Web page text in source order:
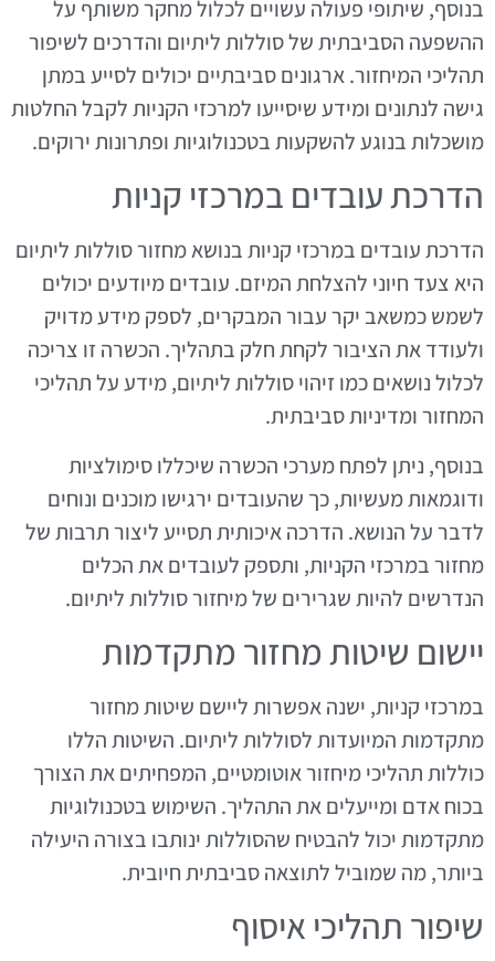
בנוסף, שיתופי פעולה עשויים לכלול מחקר משותף על
ההשפעה הסביבתית של סוללות ליתיום והדרכים לשיפור
תהליכי המיחזור. ארגונים סביבתיים יכולים לסייע במתן
גישה לנתונים ומידע שיסייעו למרכזי הקניות לקבל החלטות
מושכלות בנוגע להשקעות בטכנולוגיות ופתרונות ירוקים.
הדרכת עובדים במרכזי קניות
הדרכת עובדים במרכזי קניות בנושא מחזור סוללות ליתיום
היא צעד חיוני להצלחת המיזם. עובדים מיודעים יכולים
לשמש כמשאב יקר עבור המבקרים, לספק מידע מדויק
ולעודד את הציבור לקחת חלק בתהליך. הכשרה זו צריכה
לכלול נושאים כמו זיהוי סוללות ליתיום, מידע על תהליכי
המחזור ומדיניות סביבתית.
בנוסף, ניתן לפתח מערכי הכשרה שיכללו סימולציות
ודוגמאות מעשיות, כך שהעובדים ירגישו מוכנים ונוחים
לדבר על הנושא. הדרכה איכותית תסייע ליצור תרבות של
מחזור במרכזי הקניות, ותספק לעובדים את הכלים
הנדרשים להיות שגרירים של מיחזור סוללות ליתיום.
יישום שיטות מחזור מתקדמות
במרכזי קניות, ישנה אפשרות ליישם שיטות מחזור
מתקדמות המיועדות לסוללות ליתיום. השיטות הללו
כוללות תהליכי מיחזור אוטומטיים, המפחיתים את הצורך
בכוח אדם ומייעלים את התהליך. השימוש בטכנולוגיות
מתקדמות יכול להבטיח שהסוללות ינותבו בצורה היעילה
ביותר, מה שמוביל לתוצאה סביבתית חיובית.
שיפור תהליכי איסוף